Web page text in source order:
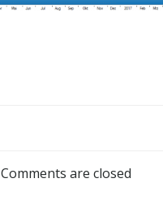
Comments are closed